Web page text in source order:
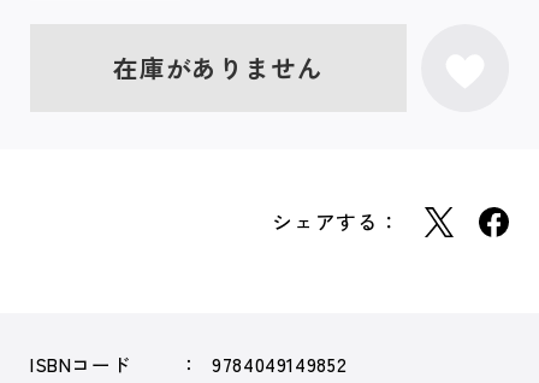
在庫がありません
シェアする：
ISBNコード
9784049149852